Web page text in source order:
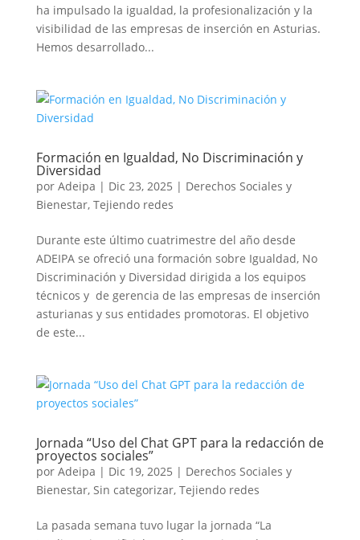
ha impulsado la igualdad, la profesionalización y la
visibilidad de las empresas de inserción en Asturias.
Hemos desarrollado...
Formación en Igualdad, No Discriminación y
Diversidad
por Adeipa | Dic 23, 2025 | Derechos Sociales y
Bienestar, Tejiendo redes
Durante este último cuatrimestre del año desde
ADEIPA se ofreció una formación sobre Igualdad, No
Discriminación y Diversidad dirigida a los equipos
técnicos y de gerencia de las empresas de inserción
asturianas y sus entidades promotoras. El objetivo
de este...
Jornada “Uso del Chat GPT para la redacción de
proyectos sociales”
por Adeipa | Dic 19, 2025 | Derechos Sociales y
Bienestar, Sin categorizar, Tejiendo redes
La pasada semana tuvo lugar la jornada “La